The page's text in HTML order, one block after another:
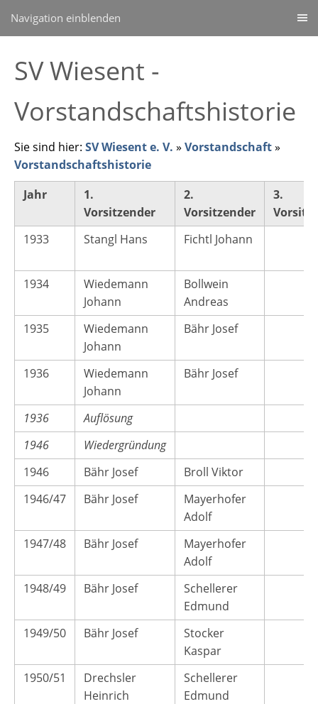
Navigation einblenden
SV Wiesent -
Vorstandschaftshistorie
Sie sind hier: SV Wiesent e. V. » Vorstandschaft»
Vorstandschaftshistorie
Jahr
1.
Vorsitzender
2.
Vorsitzender
3.
1933
Stangl Hans Fichtl Johann
1934
Wiedemann
Johann
Bollwein
Andreas
1935
Wiedemann
Johann
Bähr Josef
1936
Wiedemann
Johann
Bähr Josef
1936
Auflösung
1946
Wiedergründung
1946
Bähr Josef
Broll Viktor
1946/47
Bähr Josef
Mayerhofer
Adolf
1947/48
Bähr Josef
Mayerhofer
Adolf
1948/49
Bähr Josef
Schellerer
Edmund
1949/50
Bähr Josef
Stocker
Kaspar
1950/51
Drechsler
Heinrich
Schellerer
Edmund